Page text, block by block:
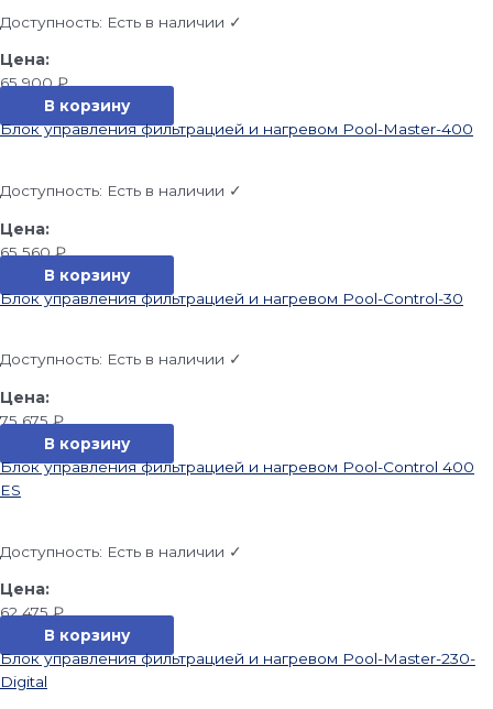
Доступность: Есть в наличии ✓
65 900₽
В корзину
Блок управления фильтрацией и нагревом Pool-Master-400
Доступность: Есть в наличии ✓
65 560₽
В корзину
Блок управления фильтрацией и нагревом Pool-Control-30
Доступность: Есть в наличии ✓
75 675₽
В корзину
Блок управления фильтрацией и нагревом Pool-Control 400
ES
Доступность: Есть в наличии ✓
62 475₽
В корзину
Блок управления фильтрацией и нагревом Pool-Master-230-
Digital